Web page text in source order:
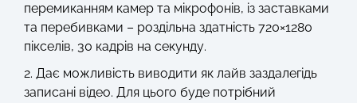
перемиканням камер та мікрофонів, із заставками
та перебивками – роздільна здатність 720×1280
пікселів, 30 кадрів на секунду.
2. Дає можливість виводити як лайв заздалегідь
записані відео. Для цього буде потрібний